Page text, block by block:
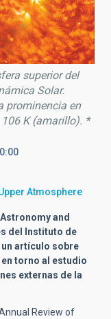
superior del
Solar.
prominencia en
K (amarillo). *
Atmosphere
and
del Instituto de
artículo sobre
torno al estudio
externas de la
Review of